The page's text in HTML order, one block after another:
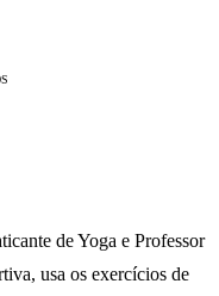
de Yoga e Professor
usa os exercícios de